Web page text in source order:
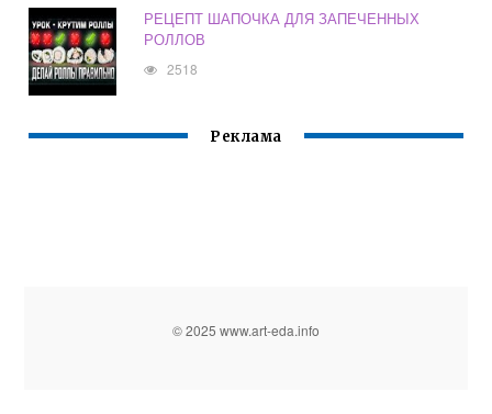
РЕЦЕПТ ШАПОЧКА ДЛЯ ЗАПЕЧЕННЫХ
РОЛЛОВ
2518
Реклама
© 2025 www.art-eda.info